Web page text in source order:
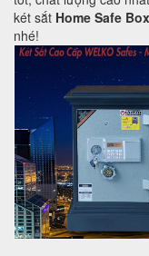
két sắt Home Safe Box
nhé!